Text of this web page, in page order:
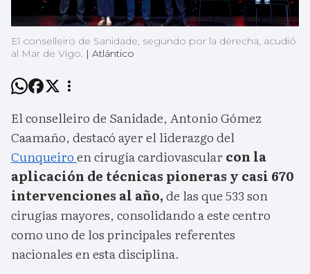
El conselleiro de Sanidade, segundo por la derecha, acudió
al Mar de Vigo. | Atlántico
El conselleiro de Sanidade, Antonio Gómez
Caamaño, destacó ayer el liderazgo del
Cunqueiroen cirugía cardiovascularcon la
aplicación de técnicas pioneras y casi 670
intervenciones al año,de las que 533 son
cirugías mayores, consolidando a este centro
como uno de los principales referentes
nacionales en esta disciplina.